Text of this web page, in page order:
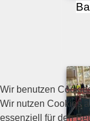
Wir benutzen
Wir nutzen Cookies
essenziell für den